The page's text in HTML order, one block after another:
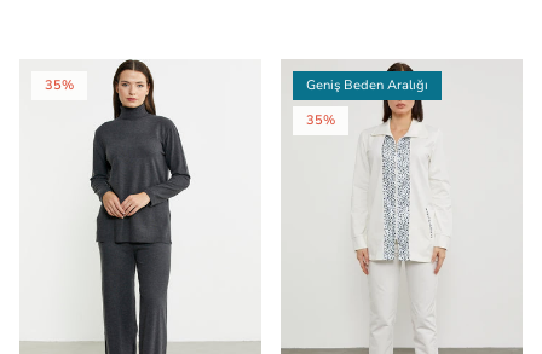
35%
Geniş Beden Aralığı
35%